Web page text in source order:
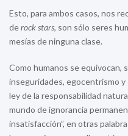
Esto, para ambos casos, nos
derock stars, son sólo seres
mesías de ninguna clase.
Como humanos se equivocan,
inseguridades, egocentrismo
ley de la responsabilidad
mundo de ignorancia
insatisfacción”, en otras